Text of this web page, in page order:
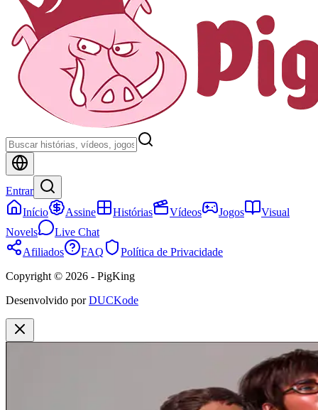
Entrar
Início
Assine Histórias Vídeos Jogos
Visual
Novels
Live Chat
Afiliados
FAQ
Política de Privacidade
Copyright © 2026 - PigKing
Desenvolvido por DUCKode